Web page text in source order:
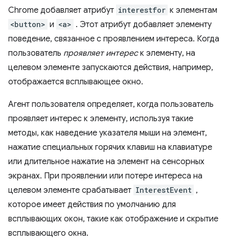
Chrome добавляет атрибут interestfor к элементам
<button> и <a> . Этот атрибут добавляет элементу
поведение, связанное с проявлением интереса. Когда
пользователь проявляет интереск элементу, на
целевом элементе запускаются действия, например,
отображается всплывающее окно.
Агент пользователя определяет, когда пользователь
проявляет интерес к элементу, используя такие
методы, как наведение указателя мыши на элемент,
нажатие специальных горячих клавиш на клавиатуре
или длительное нажатие на элемент на сенсорных
экранах. При проявлении или потере интереса на
целевом элементе срабатывает InterestEvent ,
которое имеет действия по умолчанию для
всплывающих окон, такие как отображение и скрытие
всплывающего окна.